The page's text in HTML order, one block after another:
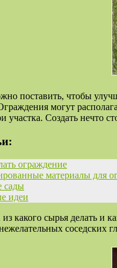
поставить, чтобы
могут
участка. Создать нечто
ограждение
материалы для
сады
идеи
какого сырья делать и
соседских